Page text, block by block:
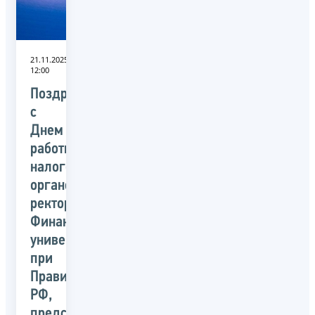
21.11.2025
12:00
Поздравление
с
Днем
работника
налоговых
органов
ректора
Финансового
университета
при
Правительстве
РФ,